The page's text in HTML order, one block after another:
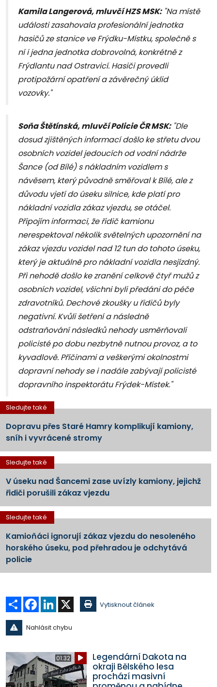
Kamila Langerová, mluvčí HZS MSK:"Na místě
události zasahovala profesionální jednotka
hasičů ze stanice ve Frýdku-Místku, společně s
ní i jedna jednotka dobrovolná, konkrétně z
Frýdlantu nad Ostravicí. Hasiči provedli
protipožární opatření a závěrečný úklid
vozovky."
Soňa Štětínská, mluvčí Policie ČR MSK:"Dle
dosud zjištěných informací došlo ke střetu dvou
osobních vozidel jedoucích od vodní nádrže
Šance (od Bílé) s nákladním vozidlem s
návěsem, který původně směřoval k Bílé, ale z
důvodu vjetí do úseku silnice, kde platí pro
nákladní vozidla zákaz vjezdu, se otáčel.
Připojím informaci, že řidič kamionu
nerespektoval několik světelných upozornění na
zákaz vjezdu vozidel nad 12 tun do tohoto úseku,
který je aktuálně pro nákladní vozidla nesjízdný.
Při nehodě došlo ke zranění celkově čtyř mužů z
osobních vozidel, všichni byli předáni do péče
zdravotníků. Dechové zkoušky u řidičů byly
negativní. Kvůli šetření a následně
odstraňování následků nehody usměrňovali
policisté po dobu nezbytně nutnou provoz, a to
kyvadlově. Příčinami a veškerými okolnostmi
dopravní nehody se i nadále zabývají policisté
dopravního inspektorátu Frýdek-Místek."
Sledujte také
Dopravu přes Staré Hamry komplikují kamiony,
sníh i vyvrácené stromy
Sledujte také
V úseku nad Šancemi zase uvízly kamiony, jejichž
řidiči porušili zákaz vjezdu
Sledujte také
Kamioňáci ignorují zákaz vjezdu do nesoleného
horského úseku, pod přehradou je odchytává
policie
Sdílet Facebook
LinkedIn Vytisknout článek
Nahlásit chybu
01:32
Legendární Dakota na
okraji Bělského lesa
prochází masivní